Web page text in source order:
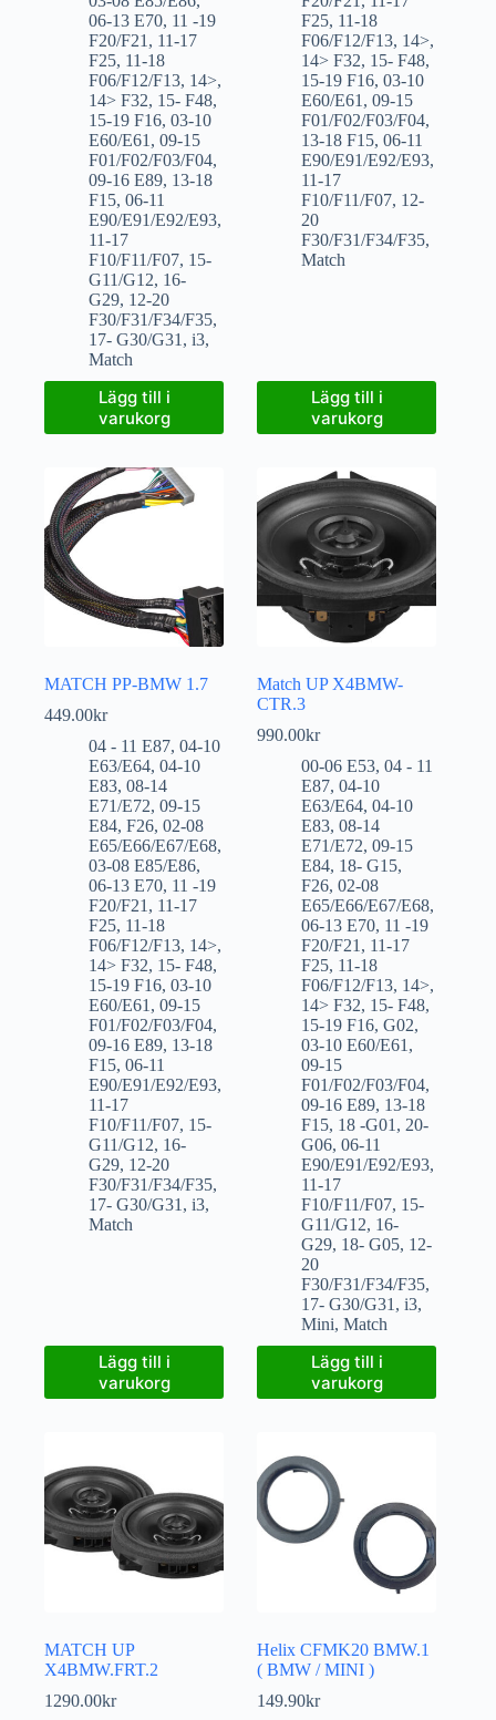
06-13 E70, 11 -19
F20/F21 , 11-17
F25, 11-18
F06/F12/F13, 14>,
14> F32, 15- F48,
15-19 F16, 03-10
E60/E61 , 09-15
F01/F02/F03/F04,
09-16 E89, 13-18
F15, 06-11
E90/E91/E92/E93,
11-17
F10/F11/F07, 15-
G11/G12, 16-
G29, 12-20
F30/F31/F34/F35,
17- G30/G31 , i3,
Match
Lägg till i
varukorg
F25, 11-18
F06/F12/F13, 14>,
14> F32, 15- F48,
15-19 F16,03-10
E60/E61 ,09-15
F01/F02/F03/F04,
13-18 F15,06-11
E90/E91/E92/E93,
11-17
F10/F11/F07, 12-
20
F30/F31/F34/F35,
Match
Lägg till i
varukorg
MATCH PP-BMW 1.7
449.00kr
04 - 11 E87, 04-10
E63/E64, 04-10
E83, 08-14
E71/E72, 09-15
E84, F26, 02-08
E65/E66/E67/E68,
03-08 E85/E86,
06-13 E70, 11 -19
F20/F21, 11-17
F25, 11-18
F06/F12/F13, 14>,
14> F32, 15- F48,
15-19 F16, 03-10
E60/E61, 09-15
F01/F02/F03/F04,
09-16 E89, 13-18
F15, 06-11
E90/E91/E92/E93,
11-17
F10/F11/F07, 15-
G11/G12, 16-
G29, 12-20
F30/F31/F34/F35,
17- G30/G31, i3,
Match
Lägg till i
varukorg
Match UP X4BMW-
CTR.3
990.00kr
00-06 E53,04 - 11
E87,04-10
E63/E64,04-10
E83,08-14
E71/E72,09-15
E84, 18- G15,
F26,02-08
E65/E66/E67/E68,
06-13 E70, 11 -19
F20/F21, 11-17
F25, 11-18
F06/F12/F13, 14>,
14> F32, 15- F48,
15-19 F16,G02,
03-10 E60/E61,
09-15
F01/F02/F03/F04,
09-16 E89, 13-18
F15, 18 -G01,20-
G06,06-11
E90/E91/E92/E93,
11-17
F10/F11/F07, 15-
G11/G12, 16-
G29, 18- G05, 12-
20
F30/F31/F34/F35,
17- G30/G31,i3,
Mini,Match
Lägg till i
varukorg
MATCH UP
X4BMW.FRT.2
1290.00kr
Helix CFMK20 BMW.1
( BMW / MINI )
149.90kr